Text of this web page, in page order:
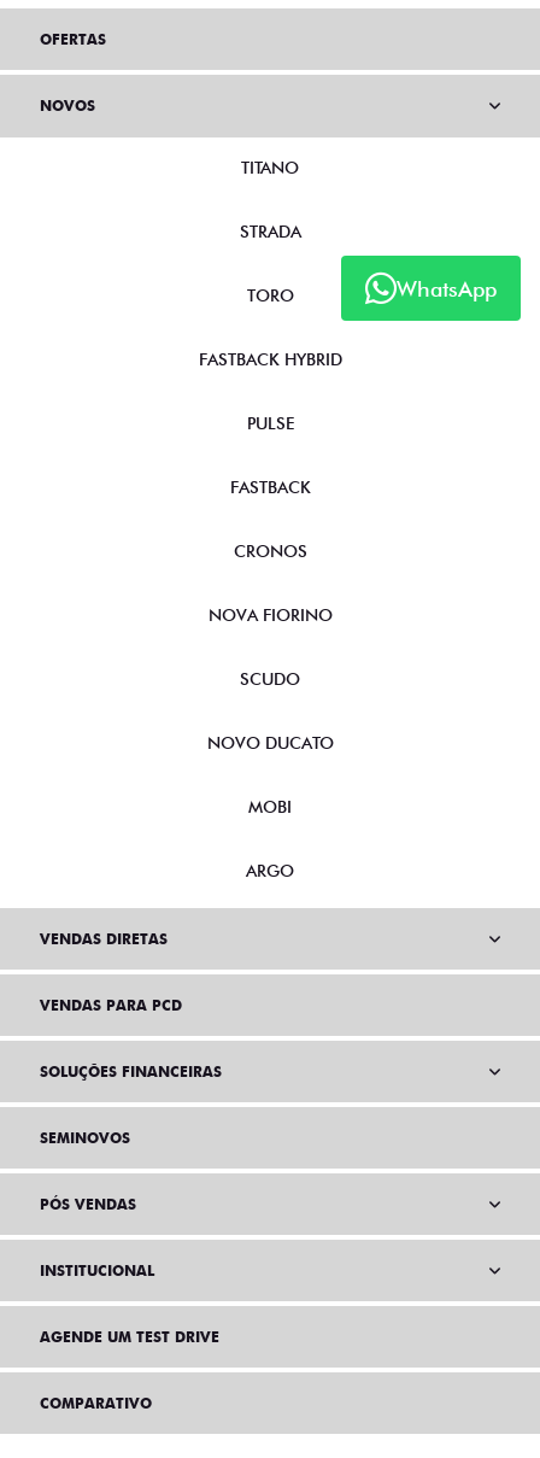
WhatsApp
OFERTAS
NOVOS
TITANO
STRADA
TORO
FASTBACK HYBRID
PULSE
FASTBACK
CRONOS
NOVA FIORINO
SCUDO
NOVO DUCATO
MOBI
ARGO
VENDAS DIRETAS
VENDAS PARA PCD
SOLUÇÕES FINANCEIRAS
SEMINOVOS
PÓS VENDAS
INSTITUCIONAL
AGENDE UM TEST DRIVE
COMPARATIVO